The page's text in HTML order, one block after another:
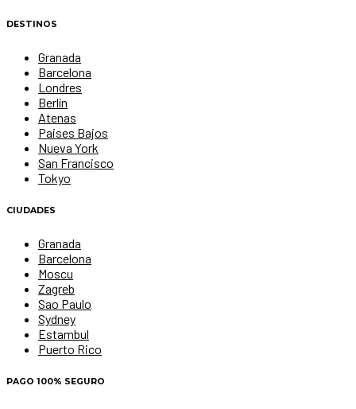
DESTINOS
Granada
Barcelona
Londres
Berlín
Atenas
Paises Bajos
Nueva York
San Francisco
Tokyo
CIUDADES
Granada
Barcelona
Moscu
Zagreb
Sao Paulo
Sydney
Estambul
Puerto Rico
PAGO 100% SEGURO